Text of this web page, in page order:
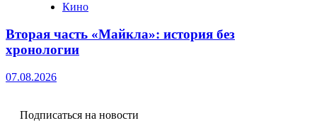
Кино
Вторая часть «Майкла»: история без
хронологии
07.08.2026
Подписаться на новости